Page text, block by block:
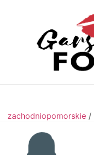
zachodniopomorskie /